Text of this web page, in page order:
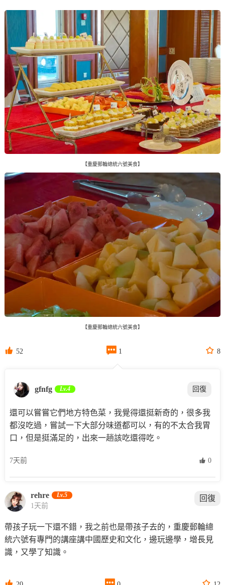
【重慶郵輪總統六號美食】
【重慶郵輪總統六號美食】
 52  1  8
gfnfg Lv.4 回復
還可以嘗嘗它們地方特色菜，我覺得還挺新奇的，很多我
都沒吃過，嘗試一下大部分味道都可以，有的不太合我胃
口，但是挺滿足的，出來一趟該吃還得吃。
7天前  0
rehre Lv.5
1天前
回復
帶孩子玩一下還不錯，我之前也是帶孩子去的，重慶郵輪總
統六號有專門的講座講中國歷史和文化，邊玩邊學，增長見
識，又學了知識。
  